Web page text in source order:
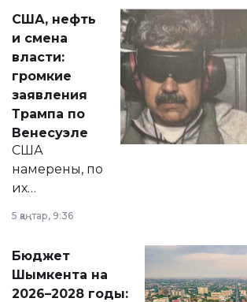
актуальных тем —
от слухов о
политических
реформах до
вопросов армии,
экономики и
личного здоровья.
США, нефть
и смена
власти:
громкие
заявления
Трампа по
Венесуэле
США
намерены, по
их
принести
народу
Венесуэлы.
5 қаңтар, 9:36
Бюджет
Шымкента на
2026–2028 годы: